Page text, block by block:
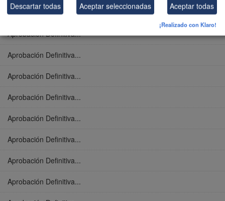
Aprobación Definitiva...
Aprobación Definitiva...
Aprobación Definitiva...
Aprobación Definitiva...
Aprobación Definitiva...
Aprobación Definitiva...
Aprobación Definitiva...
Aprobación Definitiva...
Aprobación Definitiva...
Descartar todas Aceptar seleccionadas Aceptar todas
¡Realizado con Klaro!